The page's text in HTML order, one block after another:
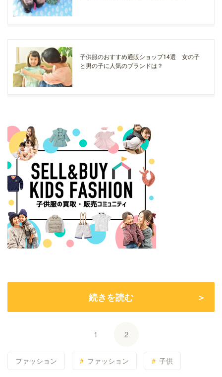
子供服のおすすめ通販ショップ14選 女の子
と男の子に人気のブランドは？
続きを読む
1 2
ファッション ファッション 子供